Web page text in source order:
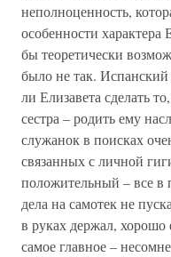
неполноценность,
особенности
бы теоретически
было не так. Испанский
ли Елизавета сделать
сестра – родить ему
служанок в поисках
связанных с личной
положительный – все в
дела на самотек не
в руках держал,
самое главное –